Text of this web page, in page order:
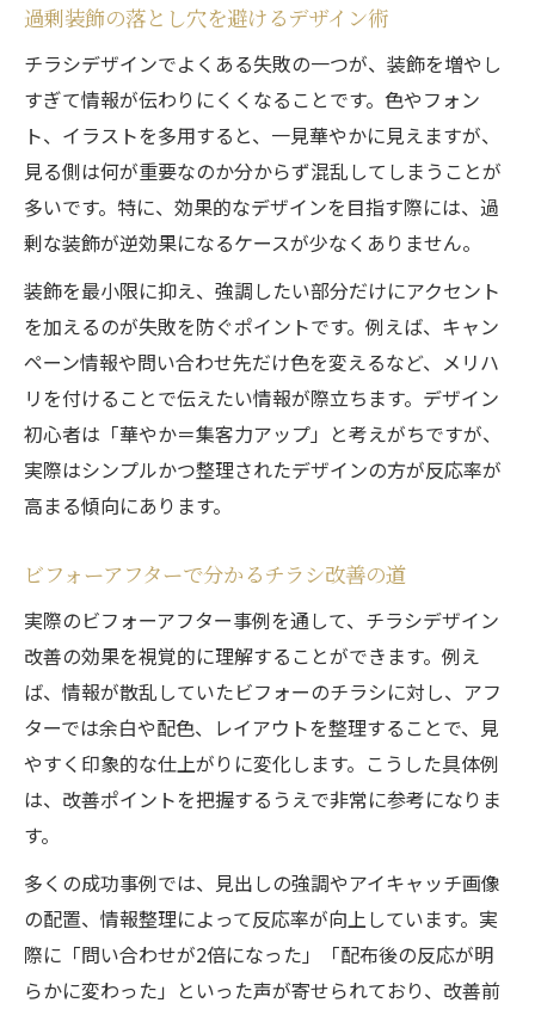
過剰装飾の落とし穴を避けるデザイン術
チラシデザインでよくある失敗の一つが、装飾を増やし
すぎて情報が伝わりにくくなることです。色やフォン
ト、イラストを多用すると、一見華やかに見えますが、
見る側は何が重要なのか分からず混乱してしまうことが
多いです。特に、効果的なデザインを目指す際には、過
剰な装飾が逆効果になるケースが少なくありません。
装飾を最小限に抑え、強調したい部分だけにアクセント
を加えるのが失敗を防ぐポイントです。例えば、キャン
ペーン情報や問い合わせ先だけ色を変えるなど、メリハ
リを付けることで伝えたい情報が際立ちます。デザイン
初心者は「華やか＝集客力アップ」と考えがちですが、
実際はシンプルかつ整理されたデザインの方が反応率が
高まる傾向にあります。
ビフォーアフターで分かるチラシ改善の道
実際のビフォーアフター事例を通して、チラシデザイン
改善の効果を視覚的に理解することができます。例え
ば、情報が散乱していたビフォーのチラシに対し、アフ
ターでは余白や配色、レイアウトを整理することで、見
やすく印象的な仕上がりに変化します。こうした具体例
は、改善ポイントを把握するうえで非常に参考になりま
す。
多くの成功事例では、見出しの強調やアイキャッチ画像
の配置、情報整理によって反応率が向上しています。実
際に「問い合わせが2倍になった」「配布後の反応が明
らかに変わった」といった声が寄せられており、改善前